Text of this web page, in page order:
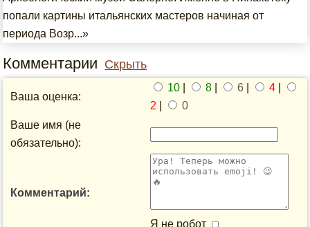
попали картины итальянских мастеров начиная от
периода Возр...»
Комментарии Скрыть
Ваша оценка:
10 8 6 4
2
0
Ваше имя (не
обязательно):
Комментарий:
Я не робот